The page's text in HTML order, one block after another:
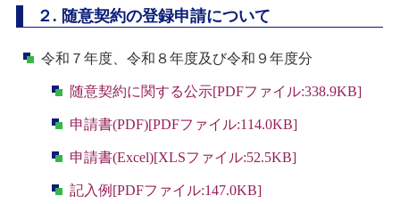
２. 随意契約の登録申請について
令和７年度、令和８年度及び令和９年度分
随意契約に関する公示[PDFファイル:338.9KB]
申請書(PDF)[PDFファイル:114.0KB]
申請書(Excel)[XLSファイル:52.5KB]
記入例[PDFファイル:147.0KB]